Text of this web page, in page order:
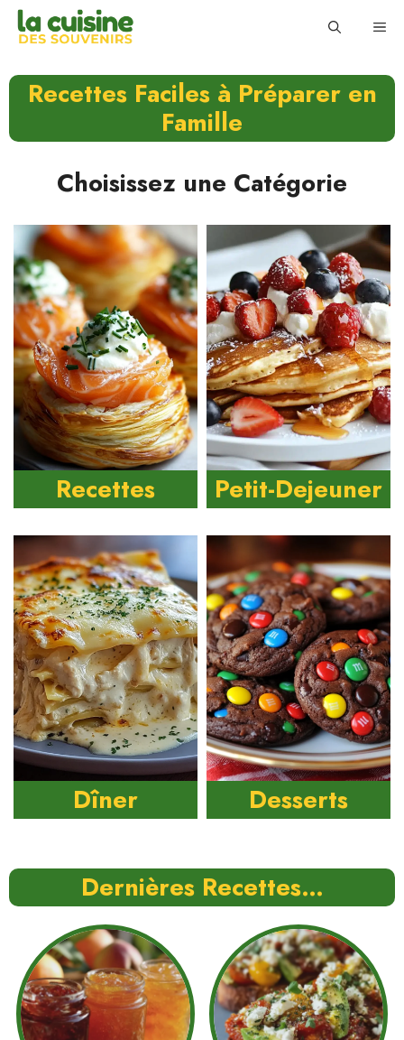
Skip
Recettes Faciles à Préparer en
Famille
Choisissez une Catégorie
Recettes Petit-Dejeuner
Dîner Desserts
Dernières Recettes…